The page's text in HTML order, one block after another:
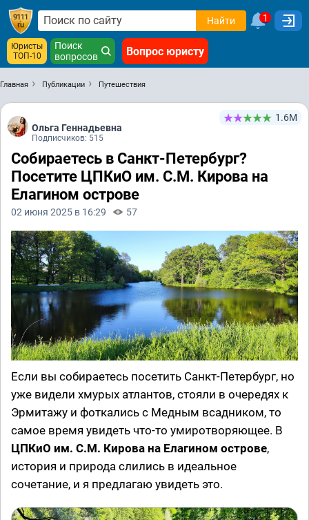
Найти 1
Юристы
ТОП-10
Поиск
вопросов
Вопрос юристу
Главная Публикации Путешествия
Ольга Геннадьевна
Подписчиков: 515
1.6М
Собираетесь в Санкт-Петербург?
Посетите ЦПКиО им. С.М. Кирова на
Елагином острове
02 июня 2025 в 16:29 57
Если вы собираетесь посетить Санкт-Петербург, но
уже видели хмурых атлантов, стояли в очередях к
Эрмитажу и фоткались с Медным всадником, то
самое время увидеть что-то умиротворяющее. В
ЦПКиО им. С.М. Кирова на Елагином острове,
история и природа слились в идеальное
сочетание, и я предлагаю увидеть это.